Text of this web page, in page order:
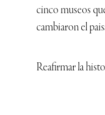
cinco museos
cambiaron el
Reafirmar la